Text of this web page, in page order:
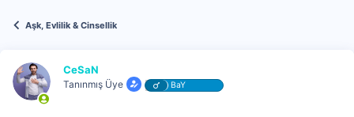
u
b
a
l
g
ç
Aşk, Evlilik & Cinsellik
CeSaN
Tanınmış Üye BaY